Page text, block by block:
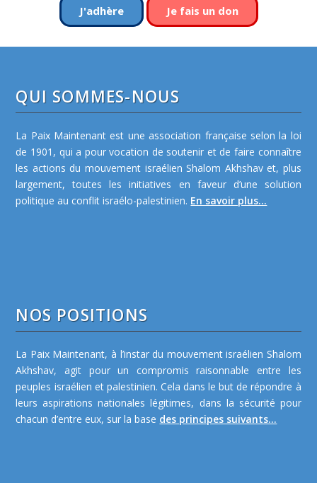
J'adhère Je fais un don
QUI SOMMES-NOUS
La Paix Maintenant est une association française selon la loi
de 1901, qui a pour vocation de soutenir et de faire connaître
les actions du mouvement israélien Shalom Akhshav et, plus
largement, toutes les initiatives en faveur d’une solution
politique au conflit israélo-palestinien. En savoir plus...
NOS POSITIONS
La Paix Maintenant, à l’instar du mouvement israélien Shalom
Akhshav, agit pour un compromis raisonnable entre les
peuples israélien et palestinien. Cela dans le but de répondre à
leurs aspirations nationales légitimes, dans la sécurité pour
chacun d’entre eux, sur la base des principes suivants...